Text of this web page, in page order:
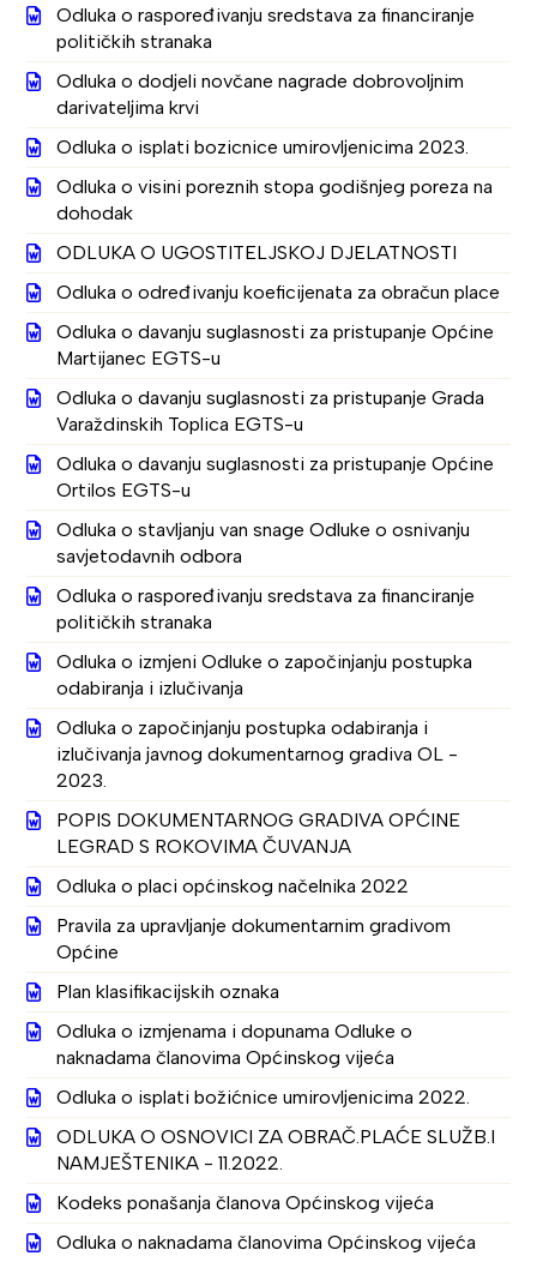
Odluka o raspoređivanju sredstava za financiranje
političkih stranaka
Odluka o dodjeli novčane nagrade dobrovoljnim
darivateljima krvi
Odluka o isplati bozicnice umirovljenicima 2023.
Odluka o visini poreznih stopa godišnjeg poreza na
dohodak
ODLUKA O UGOSTITELJSKOJ DJELATNOSTI
Odluka o određivanju koeficijenata za obračun place
Odluka o davanju suglasnosti za pristupanje Općine
Martijanec EGTS-u
Odluka o davanju suglasnosti za pristupanje Grada
Varaždinskih Toplica EGTS-u
Odluka o davanju suglasnosti za pristupanje Općine
Ortilos EGTS-u
Odluka o stavljanju van snage Odluke o osnivanju
savjetodavnih odbora
Odluka o raspoređivanju sredstava za financiranje
političkih stranaka
Odluka o izmjeni Odluke o započinjanju postupka
odabiranja i izlučivanja
Odluka o započinjanju postupka odabiranja i
izlučivanja javnog dokumentarnog gradiva OL -
2023.
POPIS DOKUMENTARNOG GRADIVA OPĆINE
LEGRAD S ROKOVIMA ČUVANJA
Odluka o placi općinskog načelnika 2022
Pravila za upravljanje dokumentarnim gradivom
Općine
Plan klasifikacijskih oznaka
Odluka o izmjenama i dopunama Odluke o
naknadama članovima Općinskog vijeća
Odluka o isplati božićnice umirovljenicima 2022.
ODLUKA O OSNOVICI ZA OBRAČ.PLAĆE SLUŽB.I
NAMJEŠTENIKA - 11.2022.
Kodeks ponašanja članova Općinskog vijeća
Odluka o naknadama članovima Općinskog vijeća